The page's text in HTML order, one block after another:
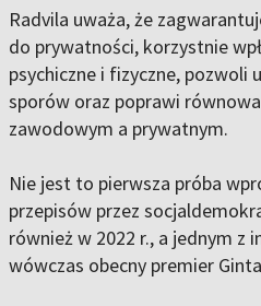
Radvila uważa, że
do prywatności, korzystnie
psychiczne i fizyczne, pozwoli
sporów oraz poprawi
zawodowym a prywatnym.
Nie jest to pierwsza próba
przepisów przez
również w 2022 r., a jednym z
wówczas obecny premier